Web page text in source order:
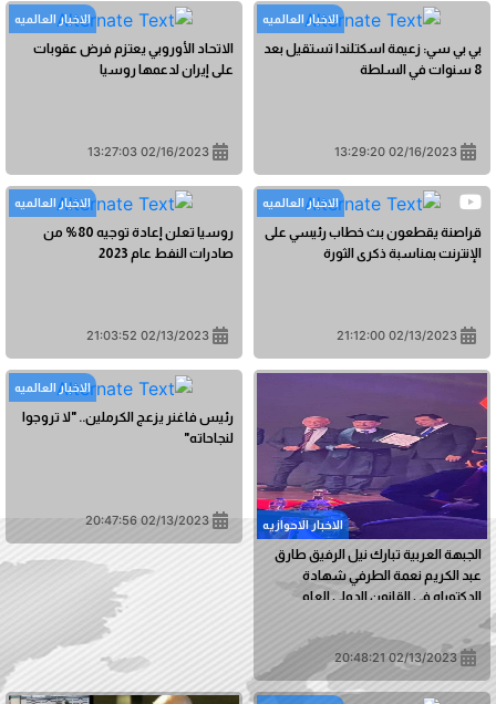
الاخبار العالمیه
بي بي سي: زعيمة اسكتلندا تستقيل بعد
8 سنوات في السلطة
02/16/2023 13:29:20
الاخبار العالمیه
الاتحاد الأوروبي يعتزم فرض عقوبات
على إيران لدعمها روسيا
02/16/2023 13:27:03
الاخبار العالمیه
قراصنة يقطعون بث خطاب رئيسي على
الإنترنت بمناسبة ذكرى الثورة
02/13/2023 21:12:00
الاخبار العالمیه
روسيا تعلن إعادة توجيه 80% من
صادرات النفط عام 2023
02/13/2023 21:03:52
الاخبار الاحوازیه
الجبهة العربية تبارك نيل الرفيق طارق
عبد الكريم نعمة الطرفي شهادة
الدكتوراه في القانون الدولي العام
02/13/2023 20:48:21
الاخبار العالمیه
رئيس فاغنر يزعج الكرملين.. "لا تروجوا
لنجاحاته"
02/13/2023 20:47:56